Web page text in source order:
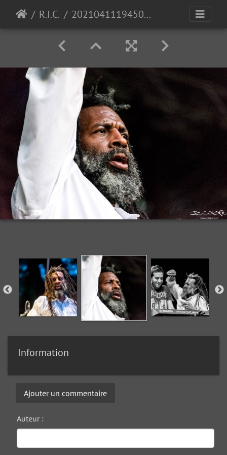
R.I.C. 20210411194501-47dc7a5c
Information
Ajouter un commentaire
Auteur :